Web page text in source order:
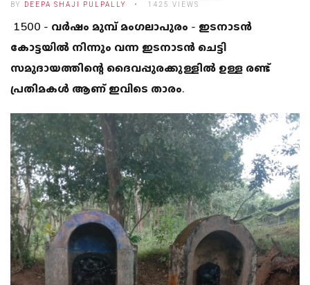
BY DEEPA SHAJI PULPALLY 1425 VIEWS
1500 - വർഷം മുമ്പ് മംഗലാപുരം - ഇടനാടൻ
കോട്ടയിൽ നിന്നും വന്ന ഇടനാടൻ ചെട്ടി
സമുദായത്തിന്റെ ദൈവപ്പുരക്കുള്ളിൽ ഉള്ള രണ്ട്
പ്രതിമകൾ ആണ് ഇവിടെ താരം.